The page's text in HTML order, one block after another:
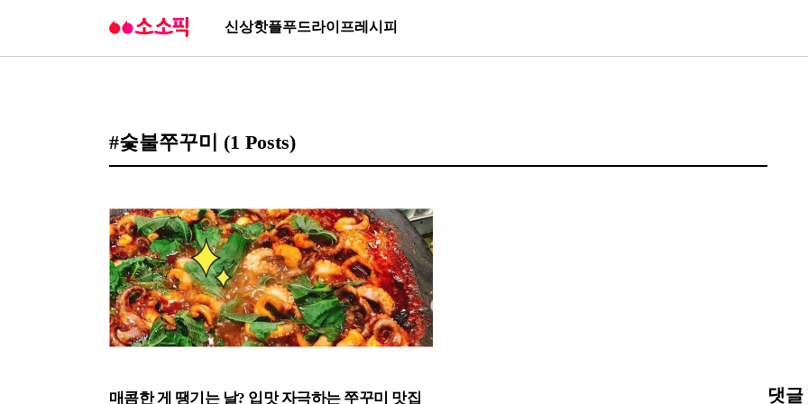
신상핫플푸드라이프레시피
#숯불쭈꾸미 (1 Posts)
매콤한 게 땡기는 날? 입맛 자극하는 쭈꾸미 맛집
댓